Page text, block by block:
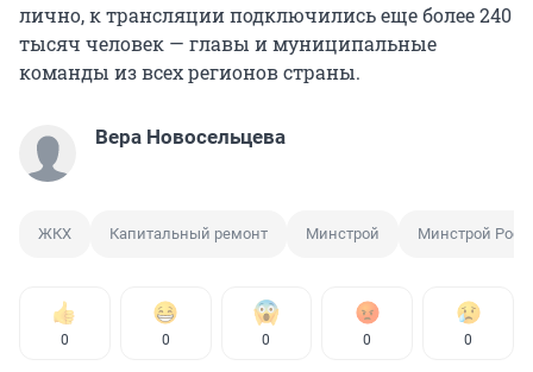
лично, к трансляции подключились еще более 240
тысяч человек — главы и муниципальные
команды из всех регионов страны.
Вера Новосельцева
ЖКХ Капитальный ремонт Минстрой Минстрой
0 0 0 0 0